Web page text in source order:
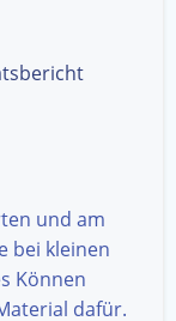
und am
bei kleinen
Können
dafür.